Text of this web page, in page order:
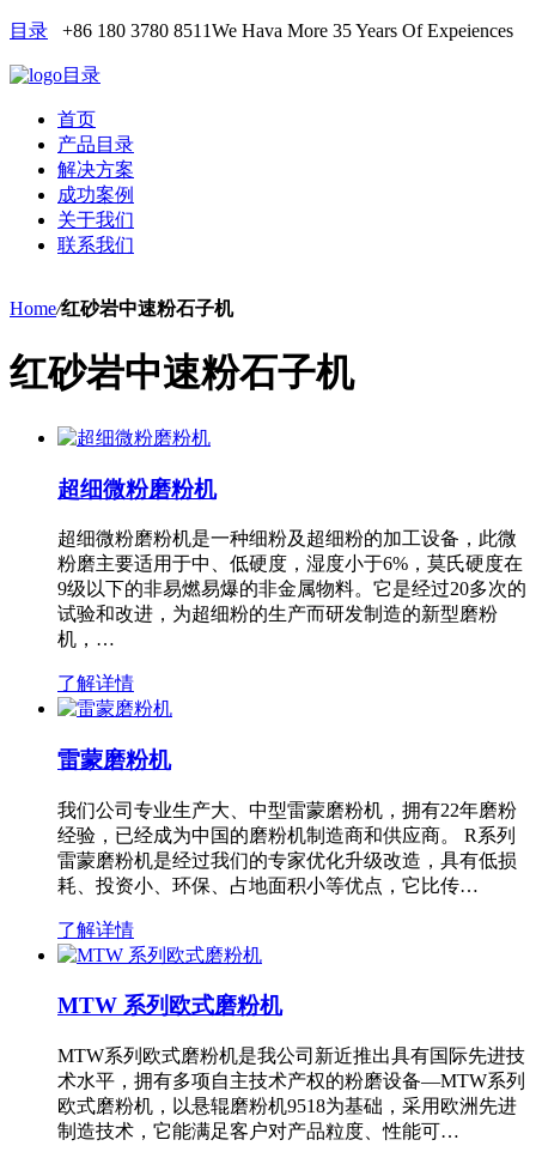
目录 +86 180 3780 8511We Hava More 35 Years Of Expeiences
目录
首页
产品目录
解决方案
成功案例
关于我们
联系我们
Home/红砂岩中速粉石子机
红砂岩中速粉石子机
超细微粉磨粉机
超细微粉磨粉机是一种细粉及超细粉的加工设备，此微
粉磨主要适用于中、低硬度，湿度小于6%，莫氏硬度在
9级以下的非易燃易爆的非金属物料。它是经过20多次的
试验和改进，为超细粉的生产而研发制造的新型磨粉
机，…
了解详情
雷蒙磨粉机
我们公司专业生产大、中型雷蒙磨粉机，拥有22年磨粉
经验，已经成为中国的磨粉机制造商和供应商。 R系列
雷蒙磨粉机是经过我们的专家优化升级改造，具有低损
耗、投资小、环保、占地面积小等优点，它比传…
了解详情
MTW 系列欧式磨粉机
MTW系列欧式磨粉机是我公司新近推出具有国际先进技
术水平，拥有多项自主技术产权的粉磨设备—MTW系列
欧式磨粉机，以悬辊磨粉机9518为基础，采用欧洲先进
制造技术，它能满足客户对产品粒度、性能可…